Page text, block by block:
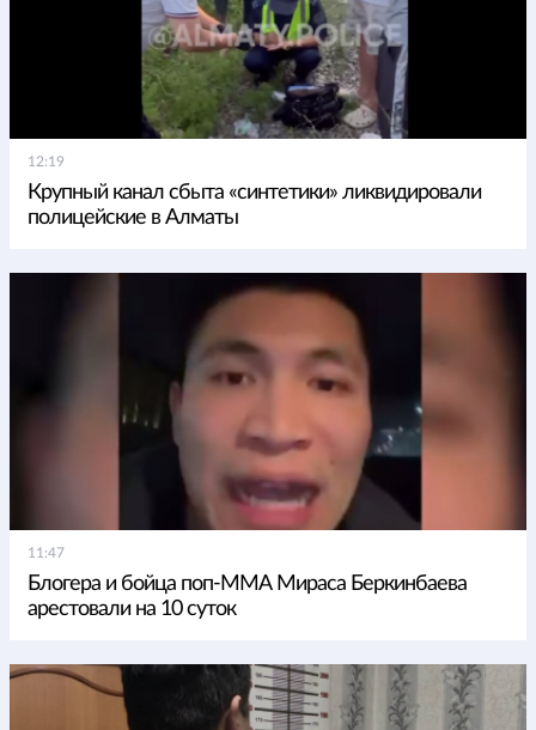
12:19
Крупный канал сбыта «синтетики» ликвидировали
полицейские в Алматы
11:47
Блогера и бойца поп-ММА Мираса Беркинбаева
арестовали на 10 суток